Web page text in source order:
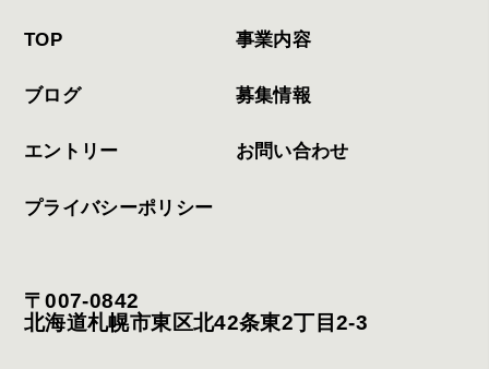
〒007-0842
北海道札幌市東区北42条東2丁目2-3
TOP 事業内容
ブログ 募集情報
エントリー お問い合わせ
プライバシーポリシー